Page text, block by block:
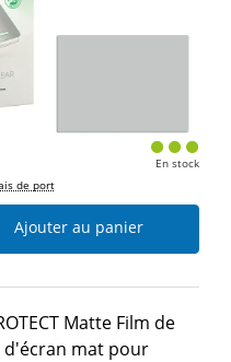
de port
En stock
Ajouter au panier
Matte Film de
mat pour